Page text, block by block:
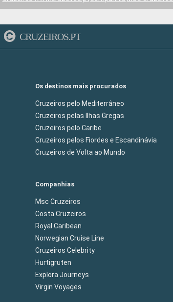
CRUZEIROS.PT
Os destinos mais procurados
Cruzeiros pelo Mediterrâneo
Cruzeiros pelas Ilhas Gregas
Cruzeiros pelo Caribe
Cruzeiros pelos Fiordes e Escandinávia
Cruzeiros de Volta ao Mundo
Companhias
Msc Cruzeiros
Costa Cruzeiros
Royal Caribean
Norwegian Cruise Line
Cruzeiros Celebrity
Hurtigruten
Explora Journeys
Virgin Voyages